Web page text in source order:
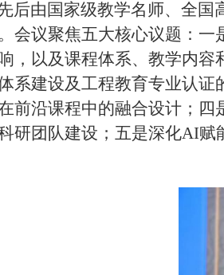
后由国家级教学名师、全国
会议聚焦五大核心议题：
，以及课程体系、教学内
系建设及工程教育专业认
前沿课程中的融合设计；
研团队建设；五是深化AI